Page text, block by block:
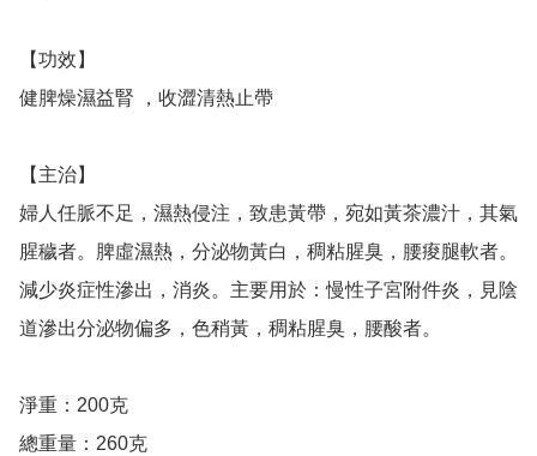
【功效】
健脾燥濕益腎 ，收澀清熱止帶
【主治】
婦人任脈不足，濕熱侵注，致患黃帶，宛如黃茶濃汁，其氣
腥穢者。脾虛濕熱，分泌物黃白，稠粘腥臭，腰痠腿軟者。
減少炎症性滲出，消炎。主要用於：慢性子宮附件炎，見陰
道滲出分泌物偏多，色稍黃，稠粘腥臭，腰酸者。
淨重：200克
總重量：260克